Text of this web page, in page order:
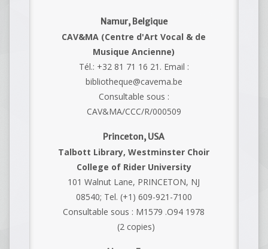
Namur, Belgique
CAV&MA (Centre d'Art Vocal & de
Musique Ancienne)
Tél.: +32 81 71 16 21. Email :
bibliotheque@cavema.be
Consultable sous :
CAV&MA/CCC/R/000509
Princeton, USA
Talbott Library, Westminster Choir
College of Rider University
101 Walnut Lane, PRINCETON, NJ
08540; Tel. (+1) 609-921-7100
Consultable sous : M1579 .O94 1978
(2 copies)